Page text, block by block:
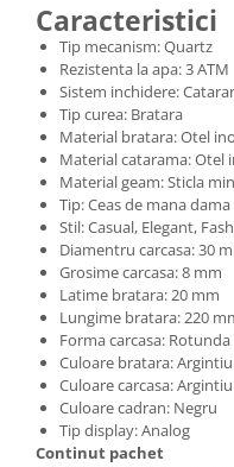
Caracteristici
Tip mecanism: Quartz
Rezistenta la apa: 3 ATM
Sistem inchidere:
Tip curea: Bratara
Material bratara: Otel
Material catarama: Otel
Material geam: Sticla
Tip: Ceas de mana dama
Stil: Casual, Elegant,
Diamentru carcasa: 30
Grosime carcasa: 8 mm
Latime bratara: 20 mm
Lungime bratara: 220
Forma carcasa: Rotunda
Culoare bratara: Argintiu
Culoare carcasa: Argintiu
Culoare cadran: Negru
Tip display: Analog
Continut pachet